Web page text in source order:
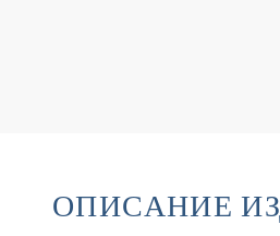
ОПИСАНИЕ